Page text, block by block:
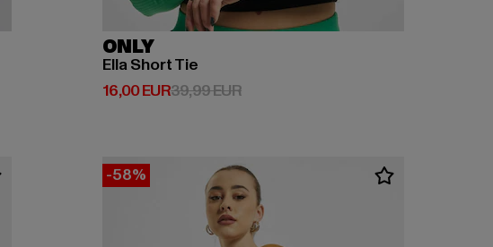
ONLY
Ella Short Tie
16,00 EUR
Derzeitiger Preis: 16,00 EUR
39,99 EURAktionspreis: 39,99 EUR
-58%